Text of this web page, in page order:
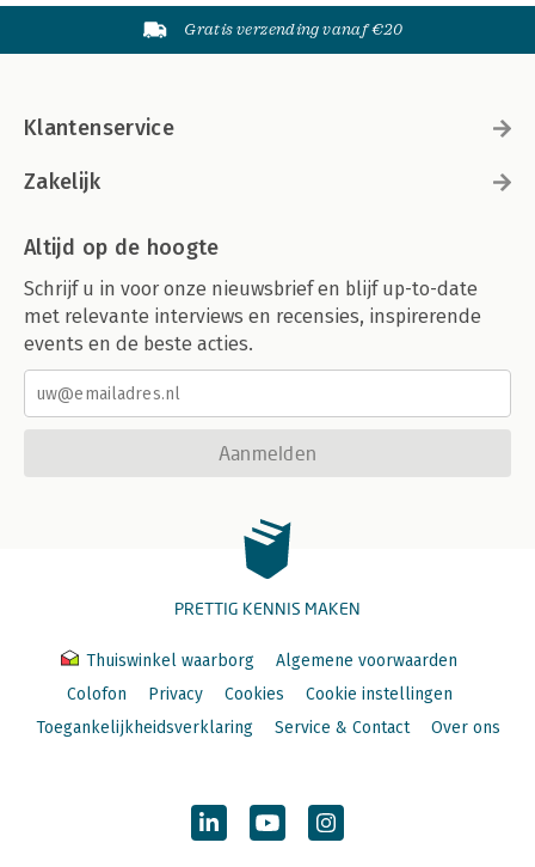
Gratis verzending vanaf €20
Klantenservice
Zakelijk
Altijd op de hoogte
Schrijf u in voor onze nieuwsbrief en blijf up-to-date
met relevante interviews en recensies, inspirerende
events en de beste acties.
Aanmelden
PRETTIG KENNIS MAKEN
Thuiswinkel waarborg
Algemene voorwaarden
Colofon
Privacy Cookies
Cookie instellingen
Toegankelijkheidsverklaring
Service & Contact Over ons